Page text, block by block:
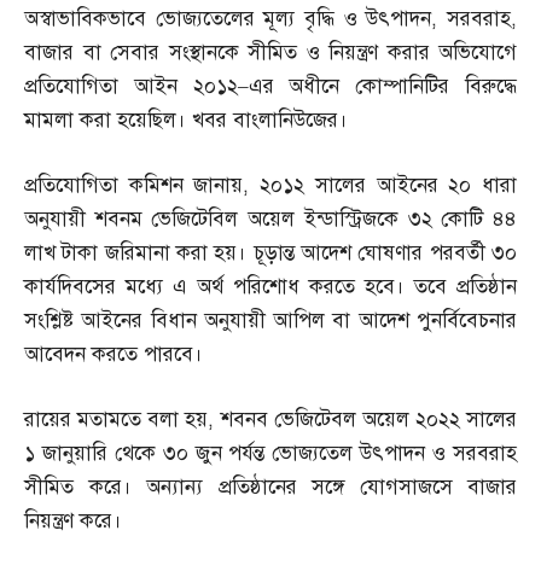
অস্বাভাবিকভাবে ভোজ্যতেলের মূল্য বৃদ্ধি ও উৎপাদন,সরবরাহ,
বাজার বা সেবার সংস্থানকে সীমিত ও নিয়ন্ত্রণ করার অভিযোগে
প্রতিযোগিতা আইন ২০১২–এর অধীনে কোম্পানিটির বিরুদ্ধে
মামলা করা হয়েছিল। খবর বাংলানিউজের।
প্রতিযোগিতা কমিশন জানায়,২০১২ সালের আইনের ২০ ধারা
অনুযায়ী শবনম ভেজিটেবিল অয়েল ইন্ডাস্ট্রিজকে ৩২ কোটি ৪৪
লাখ টাকা জরিমানা করা হয়। চূড়ান্ত আদেশ ঘোষণার পরবর্তী ৩০
কার্যদিবসের মধ্যে এ অর্থ পরিশোধ করতে হবে। তবে প্রতিষ্ঠান
সংশ্লিষ্ট আইনের বিধান অনুযায়ী আপিল বা আদেশ পুনর্বিবেচনার
আবেদন করতে পারবে।
রায়ের মতামতে বলা হয়,শবনব ভেজিটেবল অয়েল ২০২২ সালের
১ জানুয়ারি থেকে ৩০ জুন পর্যন্ত ভোজ্যতেল উৎপাদন ও সরবরাহ
সীমিত করে। অন্যান্য প্রতিষ্ঠানের সঙ্গে যোগসাজসে বাজার
নিয়ন্ত্রণ করে।